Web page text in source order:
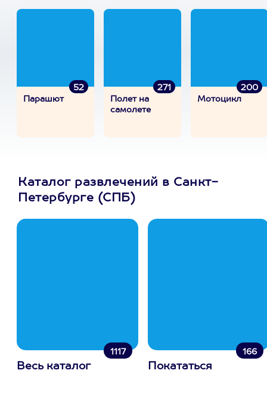
52
Парашют
271
Полет на
самолете
200
Мотоцикл
Каталог развлечений в Санкт-
Петербурге (СПБ)
1117
Весь каталог
166
Покататься